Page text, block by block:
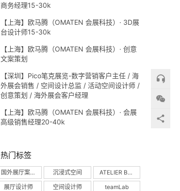
商务经理15-30k
【上海】欧马腾（OMATEN 会展科技）· 3D展
台设计师15-30k
【上海】欧马腾（OMATEN 会展科技）· 创意
文案策划
【深圳】Pico笔克展览-数字营销客户主任 / 海
外展会销售 / 空间设计总监 / 活动空间设计师 /
创意策划 / 海外展会客户经理
【上海】欧马腾（OMATEN 会展科技）· 会展
高级销售经理20-40k
热门标签
国外展厅案例 沉浸式空间 ATELIER BRÜCKNER
展厅设计师 空间设计师 teamLab